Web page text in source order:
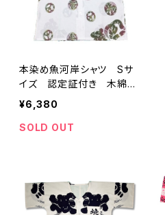
本染め魚河岸シャツ Sサ
イズ 認定証付き 木綿
晒 平和柄 白×迷彩カ
モ 日本製 注染そめ 浴
衣生地 ピースマーク 職
¥6,380
SOLD OUT